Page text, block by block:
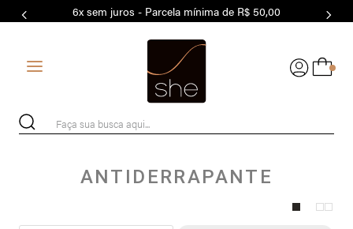
6x sem juros - Parcela mínima de R$ 50,00
0
Faça sua busca aqui...
ANTIDERRAPANTE
7º MODAL